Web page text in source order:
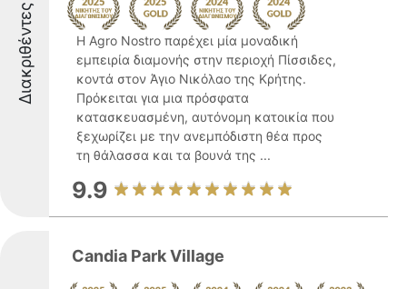
Διακριθέντες
Η Agro Nostro παρέχει μία μοναδική
εμπειρία διαμονής στην περιοχή Πίσσιδες,
κοντά στον Άγιο Νικόλαο της Κρήτης.
Πρόκειται για μια πρόσφατα
κατασκευασμένη, αυτόνομη κατοικία που
ξεχωρίζει με την ανεμπόδιστη θέα προς
τη θάλασσα και τα βουνά της ...
9.9
Candia Park Village